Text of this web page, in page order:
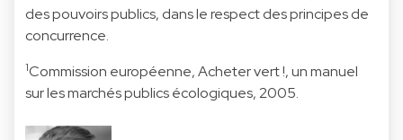
des pouvoirs publics, dans le respect des principes de
concurrence.
1Commission européenne, Acheter vert !, un manuel
sur les marchés publics écologiques, 2005.